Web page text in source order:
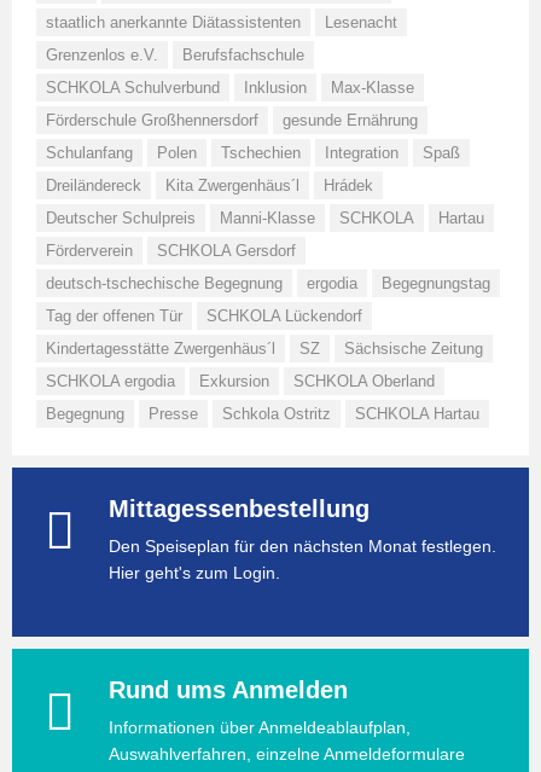
staatlich anerkannte Diätassistenten
Lesenacht
Grenzenlos e.V.
Berufsfachschule
SCHKOLA Schulverbund
Inklusion
Max-Klasse
Förderschule Großhennersdorf
gesunde Ernährung
Schulanfang
Polen Tschechien Integration
Spaß
Dreiländereck
Kita Zwergenhäus´l
Hrádek
Deutscher Schulpreis
Manni-Klasse SCHKOLA
Hartau
Förderverein
SCHKOLA Gersdorf
deutsch-tschechische Begegnung
ergodia
Begegnungstag
Tag der offenen Tür
SCHKOLA Lückendorf
Kindertagesstätte Zwergenhäus´l
SZ
Sächsische Zeitung
SCHKOLA ergodia
Exkursion
SCHKOLA Oberland
Begegnung
Presse Schkola Ostritz SCHKOLA Hartau
Mittagessenbestellung
Den Speiseplan für den nächsten Monat festlegen.
Hier geht's zum Login.
Rund ums Anmelden
Informationen über Anmeldeablaufplan,
Auswahlverfahren, einzelne Anmeldeformulare